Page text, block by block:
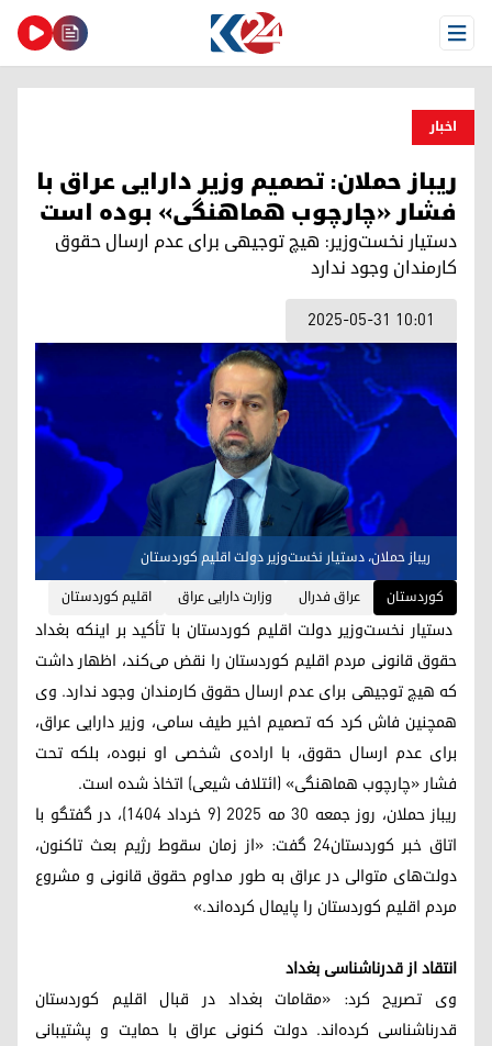
Open Menu
اخبار
ریباز حملان: تصمیم وزیر دارایی عراق با
فشار «چارچوب هماهنگی» بوده است
دستیار نخست‌وزیر: هیچ توجیهی برای عدم ارسال حقوق
کارمندان وجود ندارد
2025-05-31 10:01
ریباز حملان، دستیار نخست‌وزیر دولت اقلیم کوردستان
کوردستان
عراق فدرال وزارت دارایی عراق اقلیم کوردستان
دستیار نخست‌وزیر دولت اقلیم کوردستان با تأکید بر اینکه بغداد
حقوق قانونی مردم اقلیم کوردستان را نقض می‌کند، اظهار داشت
که هیچ توجیهی برای عدم ارسال حقوق کارمندان وجود ندارد. وی
همچنین فاش کرد که تصمیم اخیر طیف سامی، وزیر دارایی عراق،
برای عدم ارسال حقوق، با اراده‌ی شخصی او نبوده، بلکه تحت
فشار «چارچوب هماهنگی» (ائتلاف شیعی) اتخاذ شده است.
ریباز حملان، روز جمعه ۳۰ مه ۲۰۲۵ (۹ خرداد ۱۴۰۴)، در گفتگو با
اتاق خبر کوردستان۲۴ گفت: «از زمان سقوط رژیم بعث تاکنون،
دولت‌های متوالی در عراق به طور مداوم حقوق قانونی و مشروع
مردم اقلیم کوردستان را پایمال کرده‌اند.»
انتقاد از قدرناشناسی بغداد
وی تصریح کرد: «مقامات بغداد در قبال اقلیم کوردستان
قدرناشناسی کرده‌اند. دولت کنونی عراق با حمایت و پشتیبانی